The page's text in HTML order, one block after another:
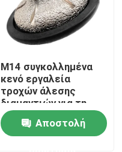
M14 συγκολλημένα
κενό εργαλεία
τροχών άλεσης
διαμαντιών για τη
μαρμάρινη κεραμική
πέτρα γρανίτη
Αποστολή